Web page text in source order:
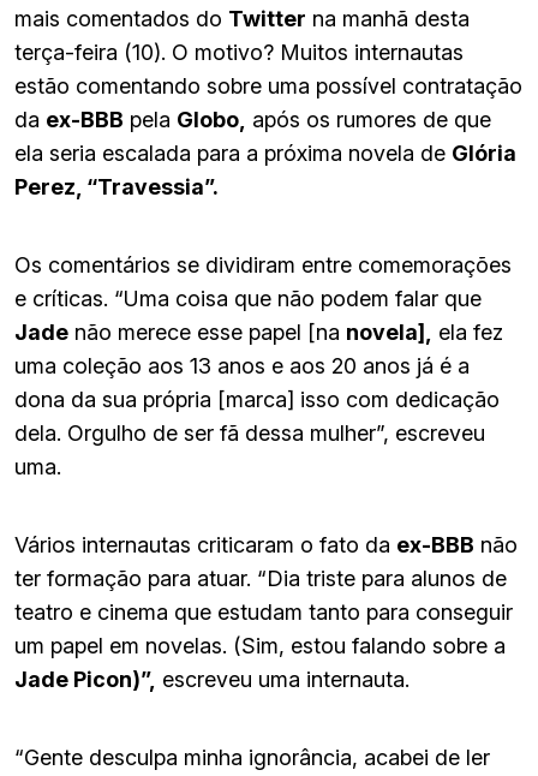
mais comentados do Twitter na manhã desta
terça-feira (10). O motivo? Muitos internautas
estão comentando sobre uma possível contratação
da ex-BBB pela Globo, após os rumores de que
ela seria escalada para a próxima novela de Glória
Perez, “Travessia”.
Os comentários se dividiram entre comemorações
e críticas. “Uma coisa que não podem falar que
Jade não merece esse papel [na novela],
ela fez
uma coleção aos 13 anos e aos 20 anos já é a
dona da sua própria [marca] isso com dedicação
dela. Orgulho de ser fã dessa mulher”, escreveu
uma.
Vários internautas criticaram o fato da ex-BBB não
ter formação para atuar. “Dia triste para alunos de
teatro e cinema que estudam tanto para conseguir
um papel em novelas. (Sim, estou falando sobre a
Jade Picon)”, escreveu uma internauta.
“Gente desculpa minha ignorância, acabei de ler